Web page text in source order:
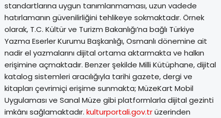
standartlarına uygun tanımlanmaması, uzun vadede
hatırlamanın güvenilirliğini tehlikeye sokmaktadır. Örnek
olarak, T.C. Kültür ve Turizm Bakanlığı’na bağlı Türkiye
Yazma Eserler Kurumu Başkanlığı, Osmanlı dönemine ait
nadir el yazmalarını dijital ortama aktarmakta ve halkın
erişimine açmaktadır. Benzer şekilde Milli Kütüphane, dijital
katalog sistemleri aracılığıyla tarihi gazete, dergi ve
kitapları çevrimiçi erişime sunmakta; MüzeKart Mobil
Uygulaması ve Sanal Müze gibi platformlarla dijital gezinti
imkânı sağlamaktadır.kulturportali.gov.trüzerinden